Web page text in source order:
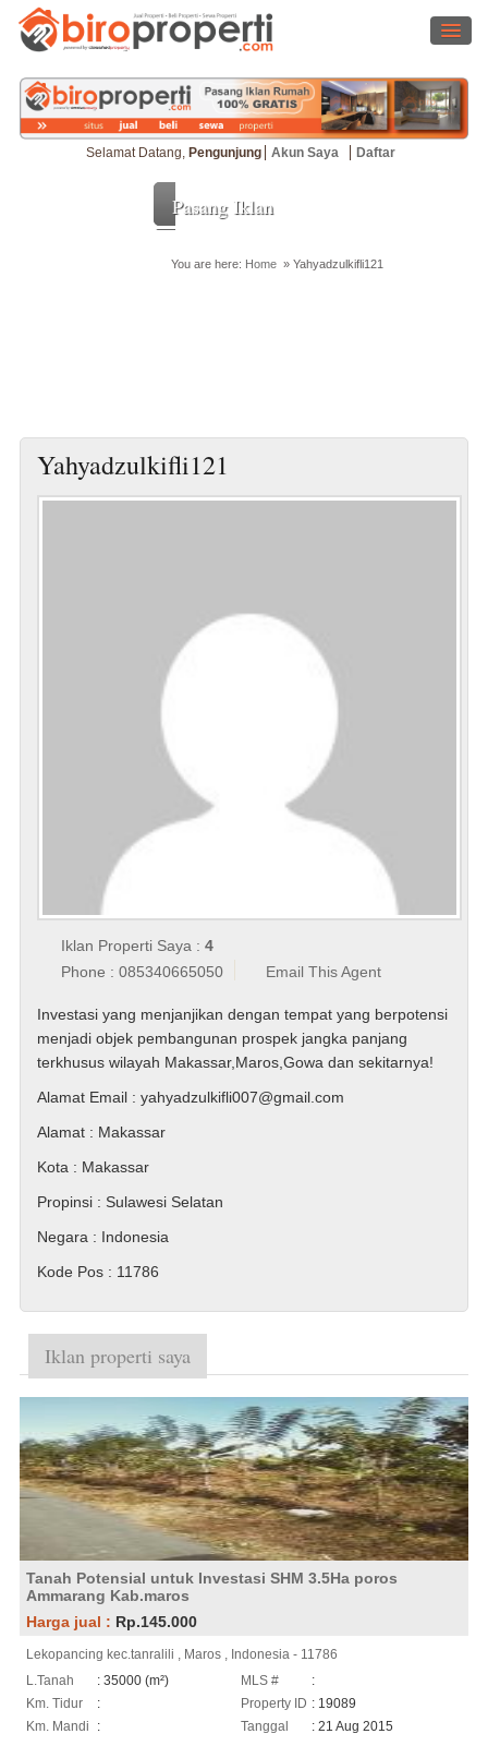
Selamat Datang, Pengunjung Akun Saya Daftar
Pasang Iklan
You are here: Home » Yahyadzulkifli121
Yahyadzulkifli121
Iklan Properti Saya : 4
Phone : 085340665050
Email This Agent
Investasi yang menjanjikan dengan tempat yang berpotensi
menjadi objek pembangunan prospek jangka panjang
terkhusus wilayah Makassar,Maros,Gowa dan sekitarnya!
Alamat Email: yahyadzulkifli007@gmail.com
Alamat: Makassar
Kota : Makassar
Propinsi: Sulawesi Selatan
Negara : Indonesia
Kode Pos: 11786
Iklan properti saya
Tanah Potensial untuk Investasi SHM 3.5Ha poros
Ammarang Kab.maros
Harga jual : Rp.145.000
Lekopancing kec.tanralili , Maros , Indonesia - 11786
L.Tanah
: 35000 (m²)
Km. Tidur
:
Km. Mandi
:
MLS #
:
Property ID : 19089
Tanggal
: 21 Aug 2015